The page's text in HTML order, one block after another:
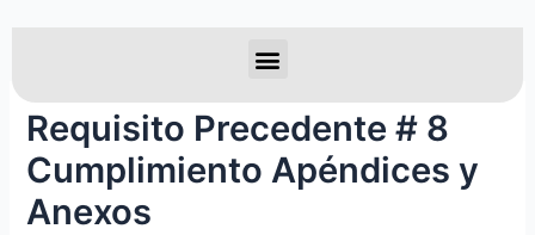
Requisito Precedente # 8
Cumplimiento Apéndices y
Anexos